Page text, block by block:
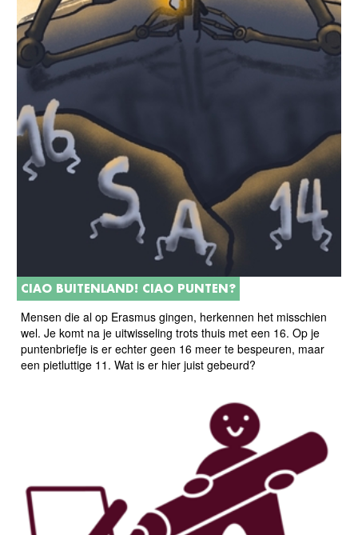
CIAO BUITENLAND! CIAO PUNTEN?
Mensen die al op Erasmus gingen, herkennen het misschien
wel. Je komt na je uitwisseling trots thuis met een 16. Op je
puntenbriefje is er echter geen 16 meer te bespeuren, maar
een pietluttige 11. Wat is er hier juist gebeurd?